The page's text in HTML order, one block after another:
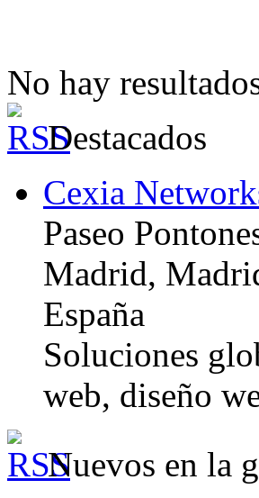
No hay
Destacados
Cexia
Paseo
Madrid,
España
Soluciones
web, diseño
Nuevos en la